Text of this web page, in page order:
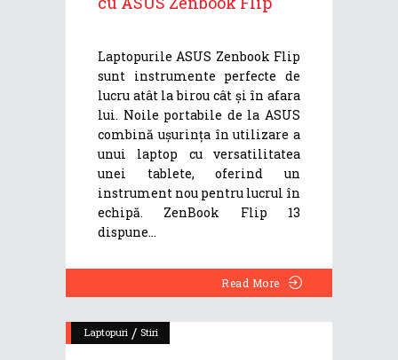
Laptopurile ASUS Zenbook Flip
sunt instrumente perfecte de
lucru atât la birou cât și în afara
lui. Noile portabile de la ASUS
combină ușurința în utilizare a
unui laptop cu versatilitatea
unei tablete, oferind un
instrument nou pentru lucrul în
echipă. ZenBook Flip 13
dispune
Read More
Laptopuri / Stiri